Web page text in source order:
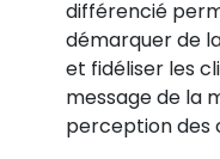
différencié
démarquer de
et fidéliser les
message de la
perception des